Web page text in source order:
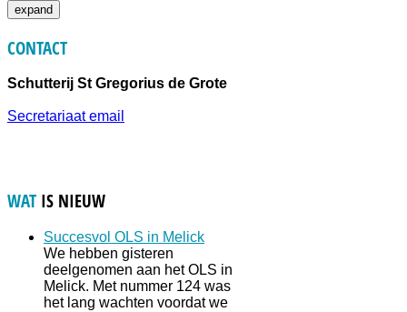
expand
CONTACT
Schutterij St Gregorius de Grote
Secretariaat email
WAT IS NIEUW
Succesvol OLS in Melick
We hebben gisteren
deelgenomen aan het OLS in
Melick. Met nummer 124 was
het lang wachten voordat we